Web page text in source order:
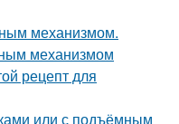
механизмом.
механизмом
рецепт для
или с подъёмным